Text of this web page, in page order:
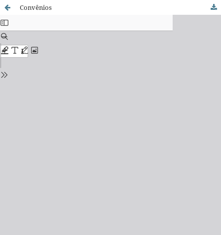
Convênios